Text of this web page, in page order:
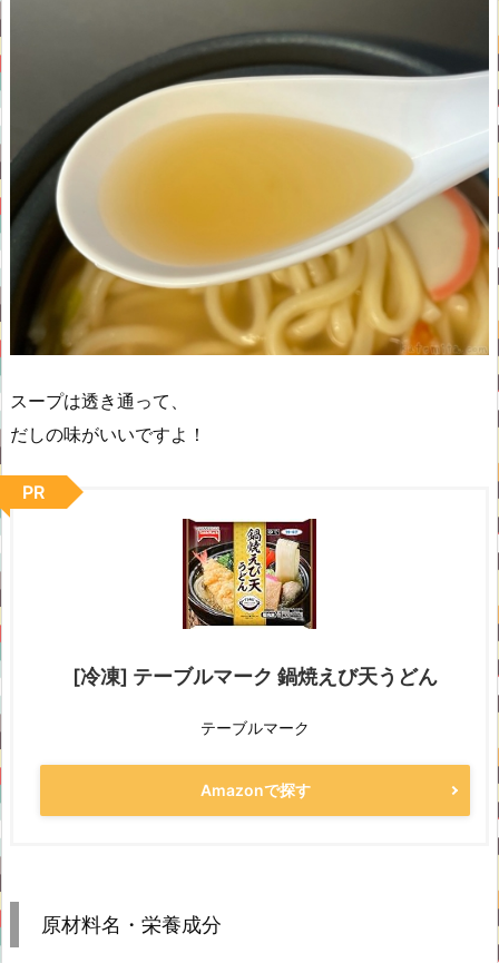
スープは透き通って、
だしの味がいいですよ！
[冷凍] テーブルマーク 鍋焼えび天うどん
テーブルマーク
Amazonで探す
PR
原材料名・栄養成分